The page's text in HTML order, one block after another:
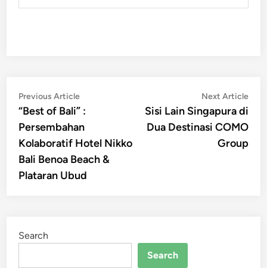
Post
navigation
Previous ArticlePrevious
article:
“Best of Bali” :
Persembahan
Kolaboratif Hotel Nikko
Bali Benoa Beach &
Plataran Ubud
Next Article
Sisi Lain Singapura di
Dua Destinasi COMO
Group
Search
Search